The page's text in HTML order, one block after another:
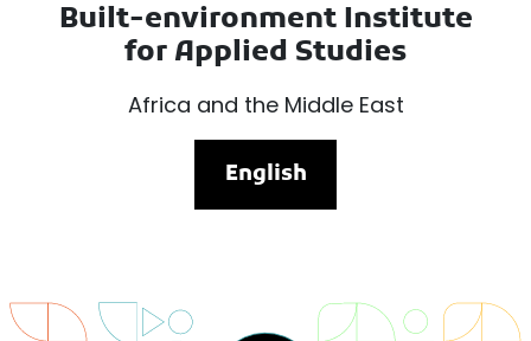
Built-environment Institute
for Applied Studies
Africa and the Middle East
English